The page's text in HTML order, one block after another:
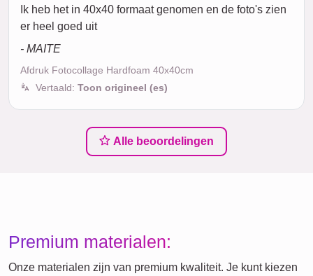
Ik heb het in 40x40 formaat genomen en de foto's zien
er heel goed uit
- MAITE
Afdruk Fotocollage Hardfoam 40x40cm
Vertaald: Toon origineel (es)
Alle beoordelingen
Premium materialen:
Onze materialen zijn van premium kwaliteit. Je kunt kiezen